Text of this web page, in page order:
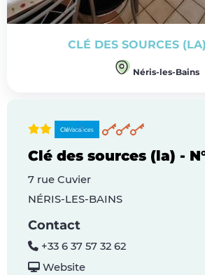
CLÉ DES SOURCES
Néris-les-Bains
Clé des sources (la) -
7 rue Cuvier
NÉRIS-LES-BAINS
Contact
+33 6 37 57 32 62
Website